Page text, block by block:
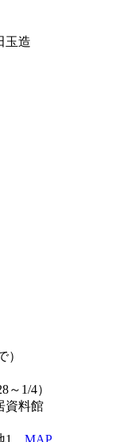
玉造
）
1/4）
資料館
1 MAP